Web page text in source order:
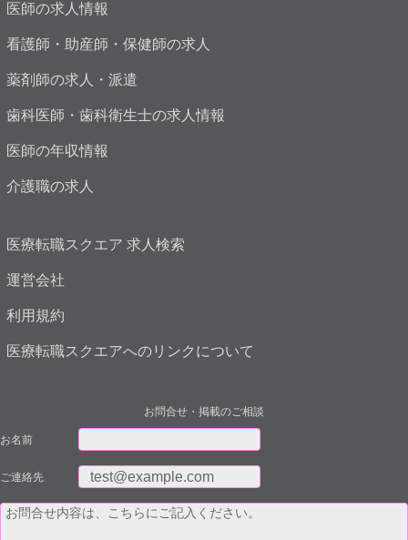
医師の求人情報
看護師・助産師・保健師の求人
薬剤師の求人・派遣
歯科医師・歯科衛生士の求人情報
医師の年収情報
介護職の求人
医療転職スクエア 求人検索
運営会社
利用規約
医療転職スクエアへのリンクについて
お問合せ・掲載のご相談
お名前
ご連絡先